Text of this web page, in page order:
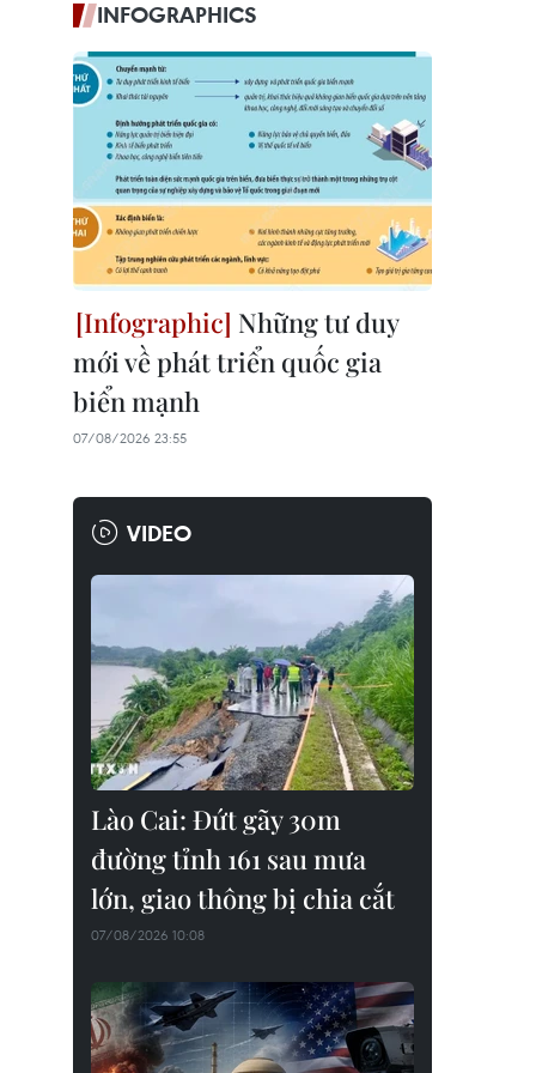
INFOGRAPHICS
Những tư duy
mới về phát triển quốc gia
biển mạnh
07/08/2026 23:55
VIDEO
Lào Cai: Đứt gãy 30m
đường tỉnh 161 sau mưa
lớn, giao thông bị chia cắt
07/08/2026 10:08